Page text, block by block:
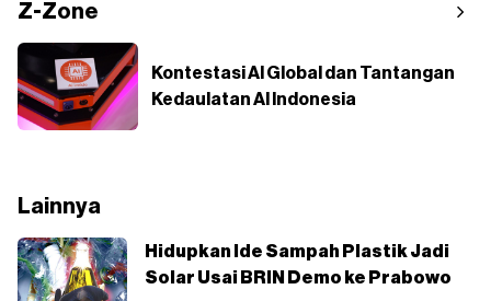
Z-Zone
Kontestasi AI Global dan Tantangan
Kedaulatan AI Indonesia
Lainnya
Hidupkan Ide Sampah Plastik Jadi
Solar Usai BRIN Demo ke Prabowo